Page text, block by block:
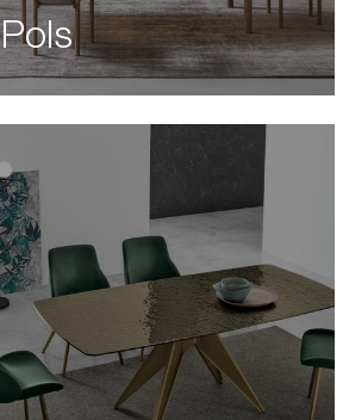
Pols